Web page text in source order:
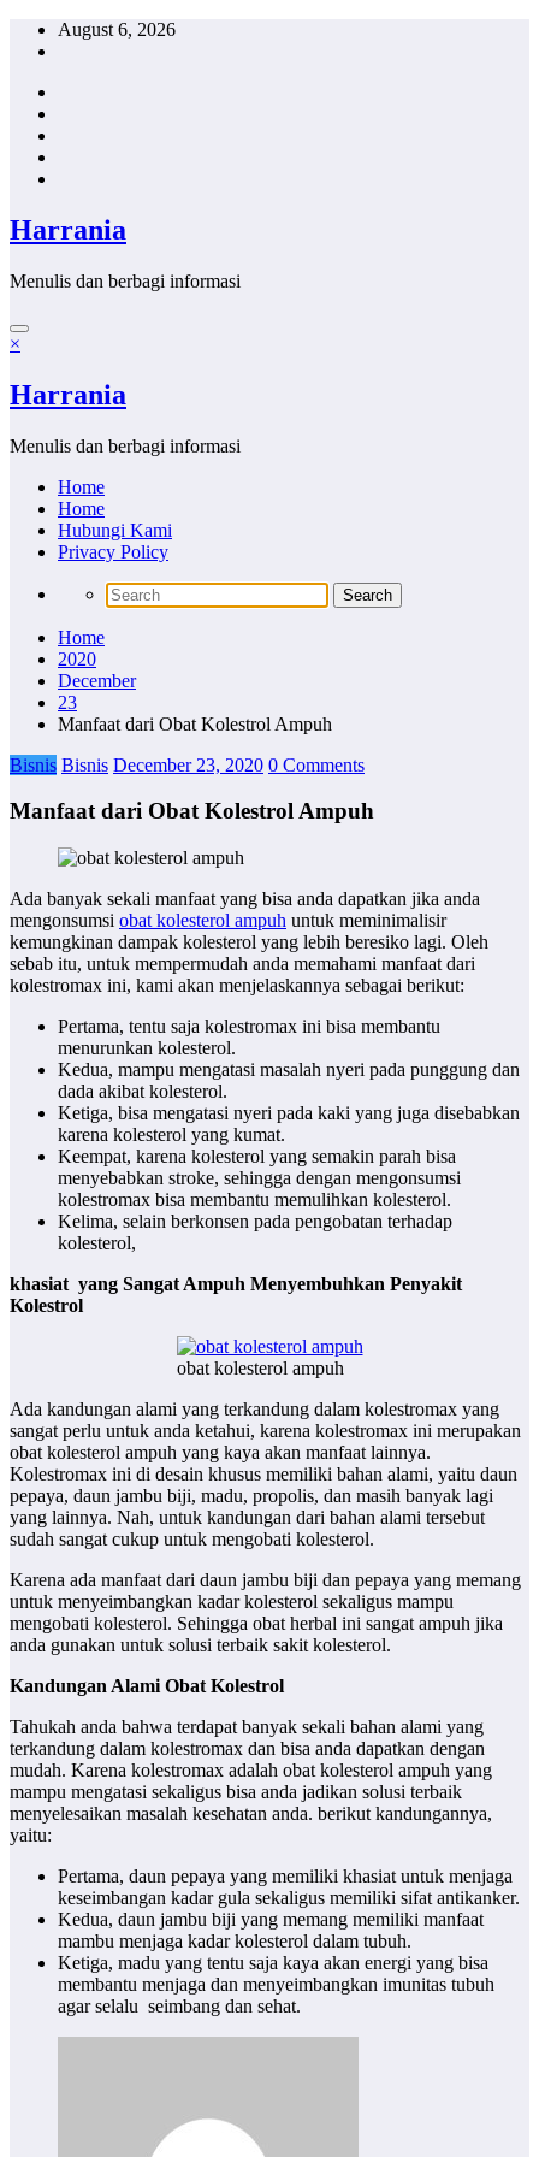
Skip
August 6, 2026
Harrania
Menulis dan berbagi informasi
×
Harrania
Menulis dan berbagi informasi
Home
Home
Hubungi Kami
Privacy Policy
Home
2020
December
23
Manfaat dari Obat Kolestrol Ampuh
Bisnis Bisnis December 23, 2020 0 Comments
Manfaat dari Obat Kolestrol Ampuh
Ada banyak sekali manfaat yang bisa anda dapatkan jika anda
mengonsumsi obat kolesterol ampuh untuk meminimalisir
kemungkinan dampak kolesterol yang lebih beresiko lagi. Oleh
sebab itu, untuk mempermudah anda memahami manfaat dari
kolestromax ini, kami akan menjelaskannya sebagai berikut:
Pertama, tentu saja kolestromax ini bisa membantu
menurunkan kolesterol.
Kedua, mampu mengatasi masalah nyeri pada punggung dan
dada akibat kolesterol.
Ketiga, bisa mengatasi nyeri pada kaki yang juga disebabkan
karena kolesterol yang kumat.
Keempat, karena kolesterol yang semakin parah bisa
menyebabkan stroke, sehingga dengan mengonsumsi
kolestromax bisa membantu memulihkan kolesterol.
Kelima, selain berkonsen pada pengobatan terhadap
kolesterol,
khasiat yang Sangat Ampuh Menyembuhkan Penyakit
Kolestrol
obat kolesterol ampuh
Ada kandungan alami yang terkandung dalam kolestromax yang
sangat perlu untuk anda ketahui, karena kolestromax ini merupakan
obat kolesterol ampuh yang kaya akan manfaat lainnya.
Kolestromax ini di desain khusus memiliki bahan alami, yaitu daun
pepaya, daun jambu biji, madu, propolis, dan masih banyak lagi
yang lainnya. Nah, untuk kandungan dari bahan alami tersebut
sudah sangat cukup untuk mengobati kolesterol.
Karena ada manfaat dari daun jambu biji dan pepaya yang memang
untuk menyeimbangkan kadar kolesterol sekaligus mampu
mengobati kolesterol. Sehingga obat herbal ini sangat ampuh jika
anda gunakan untuk solusi terbaik sakit kolesterol.
Kandungan Alami Obat Kolestrol
Tahukah anda bahwa terdapat banyak sekali bahan alami yang
terkandung dalam kolestromax dan bisa anda dapatkan dengan
mudah. Karena kolestromax adalah obat kolesterol ampuh yang
mampu mengatasi sekaligus bisa anda jadikan solusi terbaik
menyelesaikan masalah kesehatan anda. berikut kandungannya,
yaitu:
Pertama, daun pepaya yang memiliki khasiat untuk menjaga
keseimbangan kadar gula sekaligus memiliki sifat antikanker.
Kedua, daun jambu biji yang memang memiliki manfaat
mambu menjaga kadar kolesterol dalam tubuh.
Ketiga, madu yang tentu saja kaya akan energi yang bisa
membantu menjaga dan menyeimbangkan imunitas tubuh
agar selalu seimbang dan sehat.